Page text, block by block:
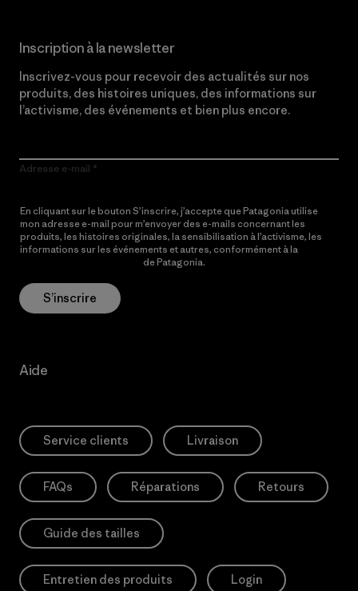
Inscription à la newsletter
Inscrivez-vous pour recevoir des actualités sur nos
produits, des histoires uniques, des informations sur
l’activisme, des événements et bien plus encore.
Adresse e-mail
En cliquant sur le bouton S’inscrire, j’accepte que Patagonia utilise
mon adresse e-mail pour m’envoyer des e-mails concernant les
produits, les histoires originales, la sensibilisation à l’activisme, les
informations sur les événements et autres, conformément à la
de Patagonia.
S’inscrire
Aide
Service clients Livraison
FAQs Réparations Retours
Guide des tailles
Entretien des produits Login